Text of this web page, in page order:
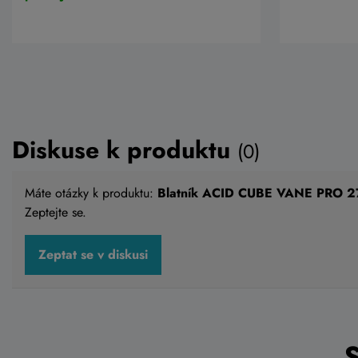
Blatník ACID CUBE VANE PRO
27,5-29" přední
Diskuse k produktu (0)
Máte otázky k produktu: Blatník ACID CUBE VANE PRO
Zeptejte se.
Zeptat se v diskusi